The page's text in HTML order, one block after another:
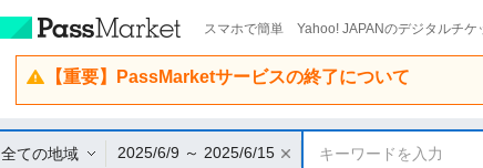
スマホで簡単 Yahoo! JAPANのデジタルチケ
【重要】PassMarketサービスの終了について
全ての地域 2025/6/9 ～ 2025/6/15 キーワードを入力